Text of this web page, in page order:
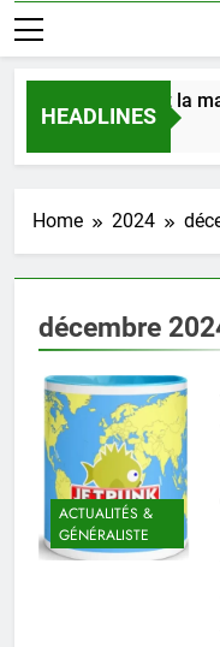
HEADLINES
Découvrez la
3 Jours Ago
Home 2024
décembre
ACTUALITÉS &
GÉNÉRALISTE